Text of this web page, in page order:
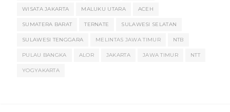
WISATA JAKARTA MALUKU UTARA ACEH
SUMATERA BARAT TERNATE SULAWESI SELATAN
SULAWESI TENGGARA MELINTAS JAWA TIMUR NTB
PULAU BANGKA ALOR JAKARTA JAWA TIMUR NTT
YOGYAKARTA